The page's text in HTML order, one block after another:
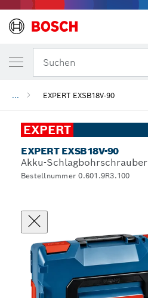
Suchen
... EXPERT EXSB18V-90
EXPERT
EXPERT EXSB18V-90
Akku-Schlagbohrschrauber
Bestellnummer 0.601.9R3.100